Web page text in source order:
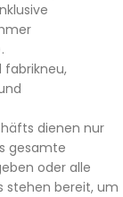
fabrikneu,
dienen nur
gesamte
oder alle
stehen bereit, um